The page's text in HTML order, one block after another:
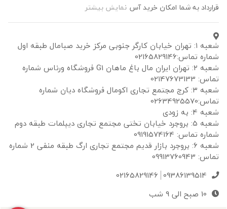
قرارداد به شما امکان خرید آس نمایش بیشتر
شعبه ۱: تهران خیابان کارگر جنوبی مرکز خرید صبامال طبقه اول
شماره تماس:02165829146
شعبه ۲: تهران ایران مال باغ ماهان G1 فروشگاه ورناس شماره
تماس: 02147673133
شعبه ۳: کرج مجتمع تجاری اکومال فروشگاه دیان شماره
تماس:02634925570
شعبه 4: به زودی
شعبه 5: بروجرد خیابان تختی مجتمع تجاری دیپلمات طبقه دوم
شماره تماس: 09191574164
شعبه 6: بروجرد بازار قدیم مجتمع تجاری ارگ طبقه منفی 2 شماره
تماس: 09913760943
09386139514
02165829146
10 صبح الی 9 شب